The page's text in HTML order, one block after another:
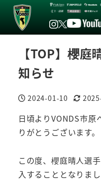
【TOP】櫻庭
知らせ
投稿日
2024-01-10
更新日
日頃よりVONDS市原
りがとうございます。
この度、櫻庭晴人選
入することとなりま